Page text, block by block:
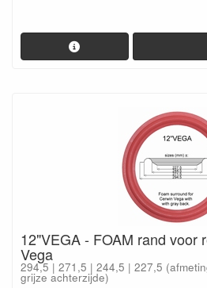
12"VEGA - FOAM rand voor
Vega
294,5 | 271,5 | 244,5 | 227,5
grijze achterzijde)